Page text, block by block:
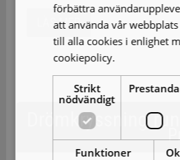
LÄS MER
Drömkryssning
förbättra
att använda vår
till alla cookies i enlighet
cookiepolicy.
Strikt
nödvändigt
Prestanda
Funktioner